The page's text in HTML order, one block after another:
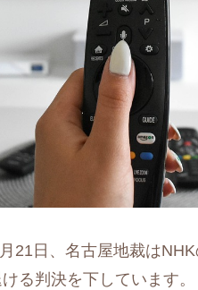
21日、名古屋地裁は
る判決を下しています。